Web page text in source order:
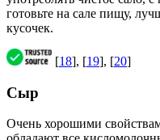
готовьте на сале пищу,
кусочек.
[18], [19], [20]
Сыр
Очень хорошими